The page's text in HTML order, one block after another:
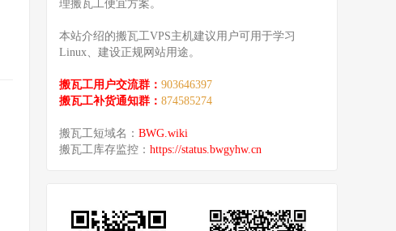
理搬瓦工便宜方案。
本站介绍的搬瓦工VPS主机建议用户可用于学习
Linux、建设正规网站用途。
搬瓦工用户交流群： 903646397
搬瓦工补货通知群： 874585274
搬瓦工短域名： BWG.wiki
搬瓦工库存监控： https://status.bwgyhw.cn